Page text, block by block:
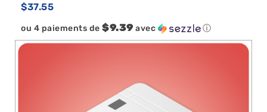
$37.55
ou 4 paiements de $9.39 avec ⓘ